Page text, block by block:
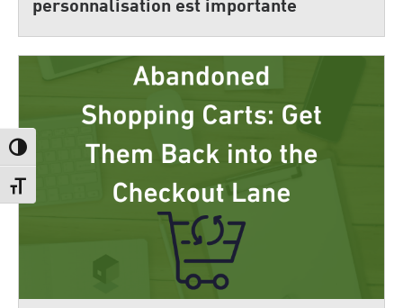
Passer en contraste élevé
Changer la taille de la police